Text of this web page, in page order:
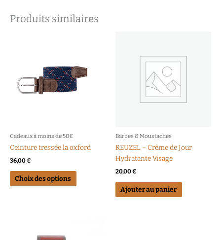
Produits similaires
Cadeaux à moins de 50€
Ceinture tressée la oxford
36,00€
Choix des options
plusieurs
variations.
Les
sur
produit
Barbes & Moustaches
REUZEL – Crème de Jour
Hydratante Visage
20,00€
Ajouter au panier